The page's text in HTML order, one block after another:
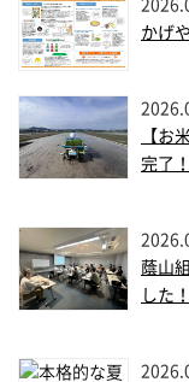
かげ
【お
完了
蔭山
した！